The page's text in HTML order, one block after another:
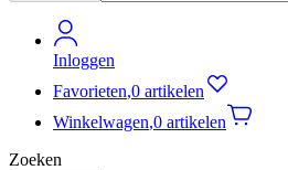
Inloggen
Favorieten,0 artikelen
Winkelwagen,0 artikelen
Zoeken